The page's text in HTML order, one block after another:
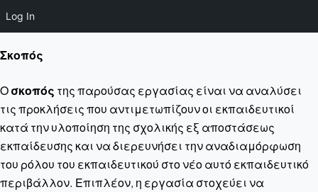
Log In
Σκοπός
Οσκοπός της παρούσας εργασίας είναι να αναλύσει
τις προκλήσεις που αντιμετωπίζουν οι εκπαιδευτικοί
κατά την υλοποίηση της σχολικής εξ αποστάσεως
εκπαίδευσης και να διερευνήσει την αναδιαμόρφωση
του ρόλου του εκπαιδευτικού στο νέο αυτό εκπαιδευτικό
περιβάλλον. Επιπλέον, η εργασία στοχεύει να